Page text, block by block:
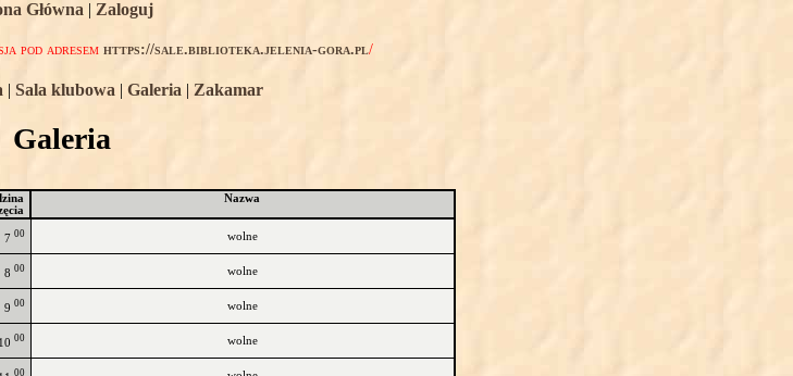
Główna | Zaloguj
pod adresem https://sale.biblioteka.jelenia-gora.pl/
| Sala klubowa | Galeria | Zakamar
Galeria
Nazwa
7 00 wolne
8 00 wolne
9 00 wolne
10 00 wolne
00